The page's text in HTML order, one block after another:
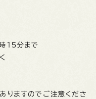
15分まで
りますのでご注意くださ